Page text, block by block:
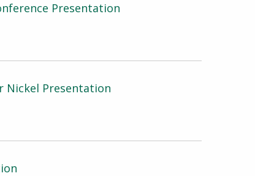
Presentation
Nickel Presentation